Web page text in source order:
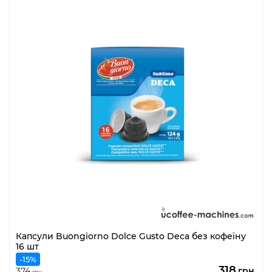
Капсули Buongiorno Dolce Gusto Deca без кофеїну
16 шт
-15%